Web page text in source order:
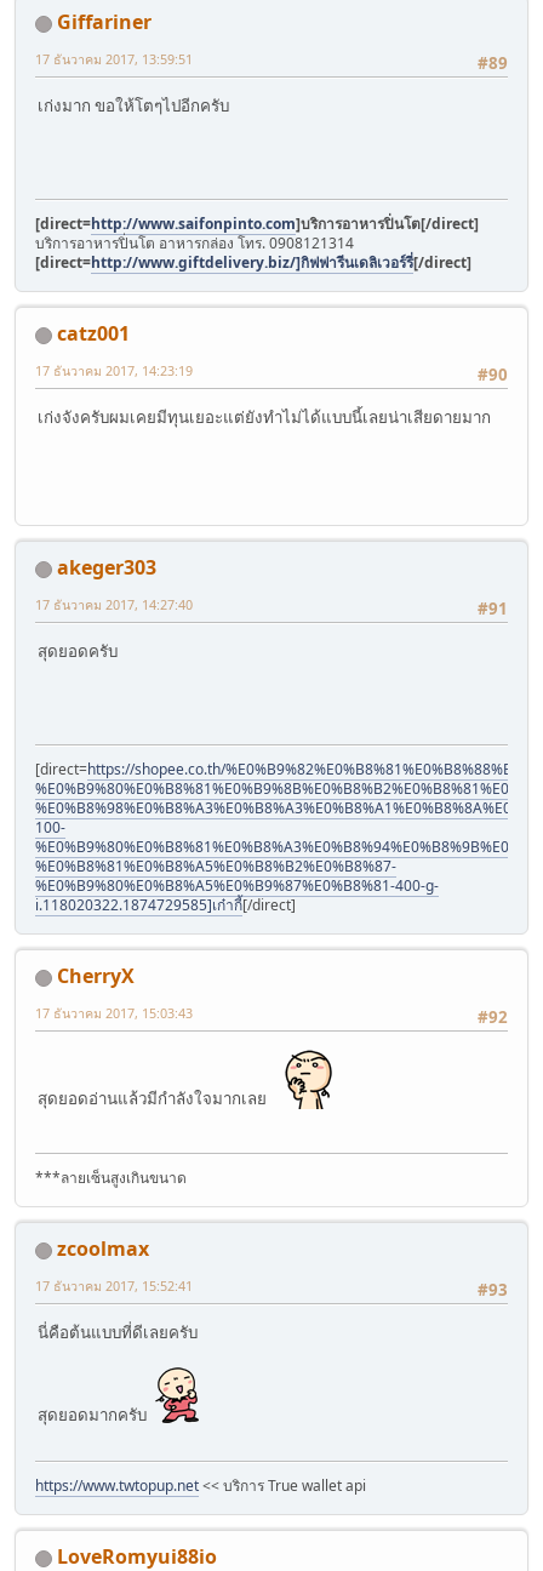
Giffariner
#89
17 ธันวาคม 2017, 13:59:51
เก่งมาก ขอให้โตๆไปอีกครับ
[direct=http://www.saifonpinto.com]บริการอาหารปิ่นโต[/direct]
บริการอาหารปิ่นโต อาหารกล่อง โทร. 0908121314
[direct=http://www.giftdelivery.biz/]กิฟฟารีนเดลิเวอร์รี่[/direct]
catz001
#90
17 ธันวาคม 2017, 14:23:19
เก่งจังครับผมเคยมีทุนเยอะแต่ยังทำไม่ได้แบบนี้เลยน่าเสียดายมาก
akeger303
#91
17 ธันวาคม 2017, 14:27:40
สุดยอดครับ
[direct=https://shopee.co.th/
100-
%E0%B8%81%E0%B8%A5%E0%B8%B2%E0%B8%87-
%E0%B9%80%E0%B8%A5%E0%B9%87%E0%B8%81-400-g-
i.118020322.1874729585]เก๋ากี้[/direct]
CherryX
#92
17 ธันวาคม 2017, 15:03:43
สุดยอดอ่านแล้วมีกำลังใจมากเลย
***ลายเซ็นสูงเกินขนาด
zcoolmax
#93
17 ธันวาคม 2017, 15:52:41
นี่คือต้นแบบที่ดีเลยครับ
สุดยอดมากครับ
https://www.twtopup.net<< บริการ True wallet api
LoveRomyui88io